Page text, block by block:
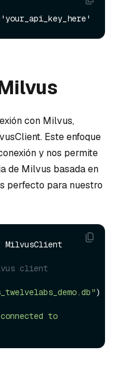
con Milvus,
Este enfoque
y nos permite
de Milvus basada en
perfecto para nuestro
MilvusClient
client
)
to